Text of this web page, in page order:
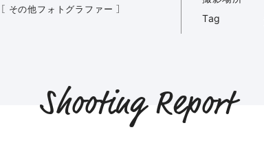
［ その他フォトグラファー ］
Tag
Shooting Report